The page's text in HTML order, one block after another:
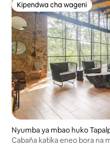
Kipendwa cha wageni
Kipendwa cha wageni
Nyumba ya mbao huko
Cabaña katika eneo bora na